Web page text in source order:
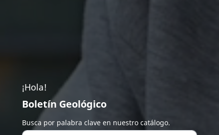
¡Hola!
Boletín Geológico
Busca por palabra clave en nuestro catálogo.